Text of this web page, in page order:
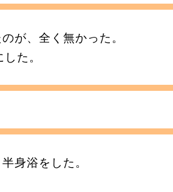
が、全く無かった。
た。
身浴をした。